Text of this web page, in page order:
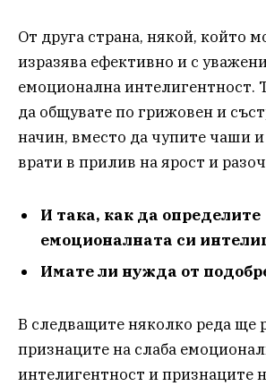
От друга страна, някой, който
изразява ефективно и с
емоционална интелигентност.
да общувате по грижовен и
начин, вместо да чупите чаши
врати в прилив на ярост и
И така, как да определите
емоционалната си
Имате ли нужда от
В следващите няколко реда ще
признаците на слаба
интелигентност и признаците